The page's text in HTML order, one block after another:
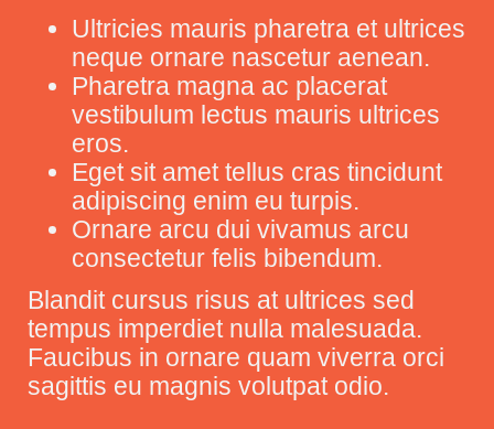
Ultricies mauris pharetra et ultrices
neque ornare nascetur aenean.
Pharetra magna ac placerat
vestibulum lectus mauris ultrices
eros.
Eget sit amet tellus cras tincidunt
adipiscing enim eu turpis.
Ornare arcu dui vivamus arcu
consectetur felis bibendum.
Blandit cursus risus at ultrices sed
tempus imperdiet nulla malesuada.
Faucibus in ornare quam viverra orci
sagittis eu magnis volutpat odio.